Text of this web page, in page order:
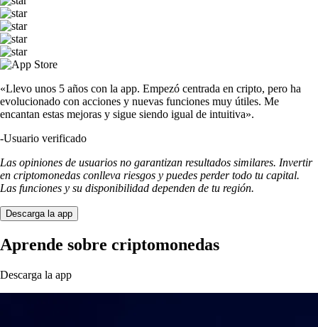
«Llevo unos 5 años con la app. Empezó centrada en cripto, pero ha
evolucionado con acciones y nuevas funciones muy útiles. Me
encantan estas mejoras y sigue siendo igual de intuitiva».
-Usuario verificado
Las opiniones de usuarios no garantizan resultados similares. Invertir
en criptomonedas conlleva riesgos y puedes perder todo tu capital.
Las funciones y su disponibilidad dependen de tu región.
Descarga la app
Aprende sobre criptomonedas
Descarga la app